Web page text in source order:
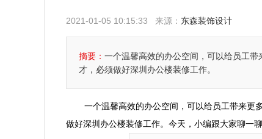
2021-01-05 10:15:33 来源： 东森装饰设计
摘要： 一个温馨高效的办公空间，可以给员工
才，必须做好深圳办公楼装修工作。
一个温馨高效的办公空间，可以给员工带来更
做好深圳办公楼装修工作。今天，小编跟大家聊一聊